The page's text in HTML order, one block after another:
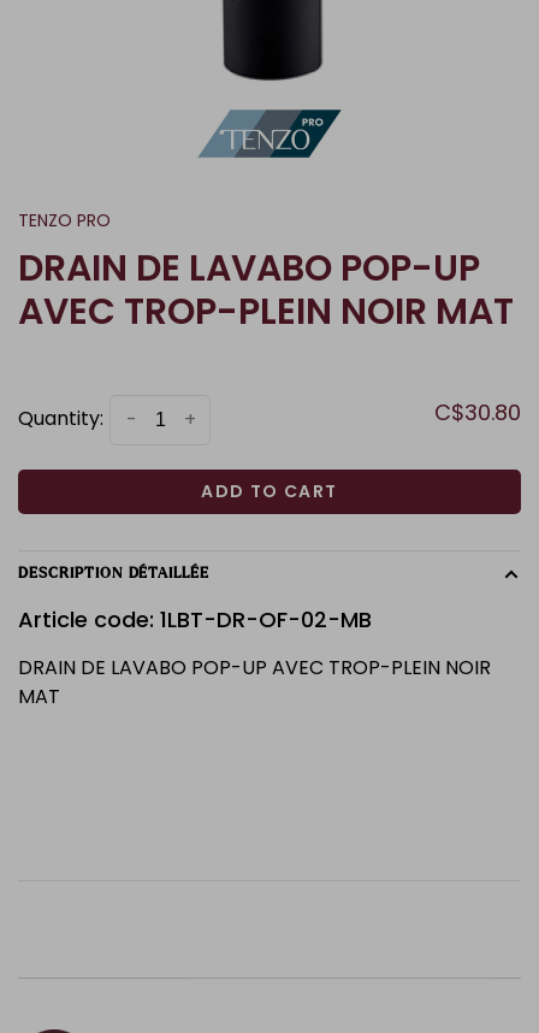
TENZO PRO
DRAIN DE LAVABO POP-UP
AVEC TROP-PLEIN NOIR MAT
Quantity: +
- C$30.80
ADD TO CART
DESCRIPTION DÉTAILLÉE
Article code: 1LBT-DR-OF-02-MB
DRAIN DE LAVABO POP-UP AVEC TROP-PLEIN NOIR
MAT